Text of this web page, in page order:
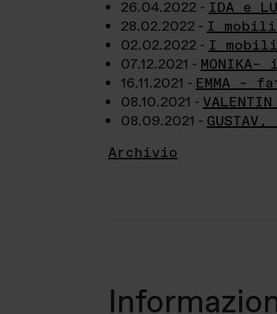
26.04.2022 - IDA e
28.02.2022 - I mobili
02.02.2022 - I mobili
07.12.2021 -
16.11.2021 - EMMA
08.10.2021 -
08.09.2021 -
Archivio